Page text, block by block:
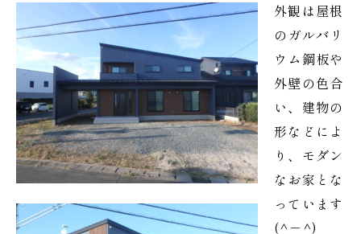
外観は屋根
のガルバリ
ウム鋼板や
外壁の色合
い、建物の
形などによ
り、モダン
なお家とな
っています
(^－^)